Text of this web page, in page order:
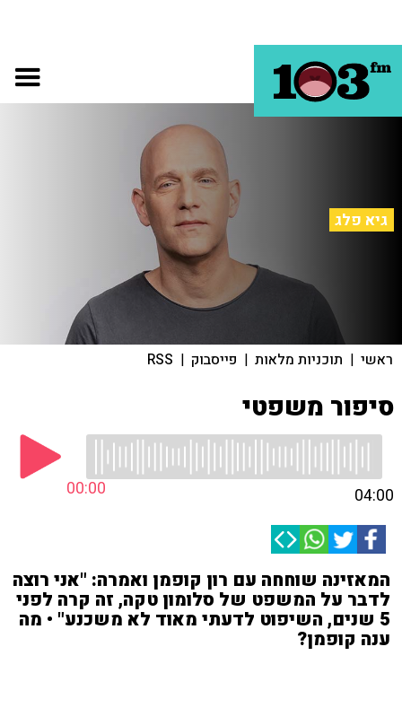
גיא פלג
ראשי | תוכניות מלאות | פייסבוק |
RSS
סיפור משפטי
00:00 04:00
המאזינה שוחחה עם רון קופמן ואמרה: "אני רוצה
לדבר על המשפט של סלומון טקה, זה קרה לפני
5 שנים, השיפוט לדעתי מאוד לא משכנע" • מה
ענה קופמן?